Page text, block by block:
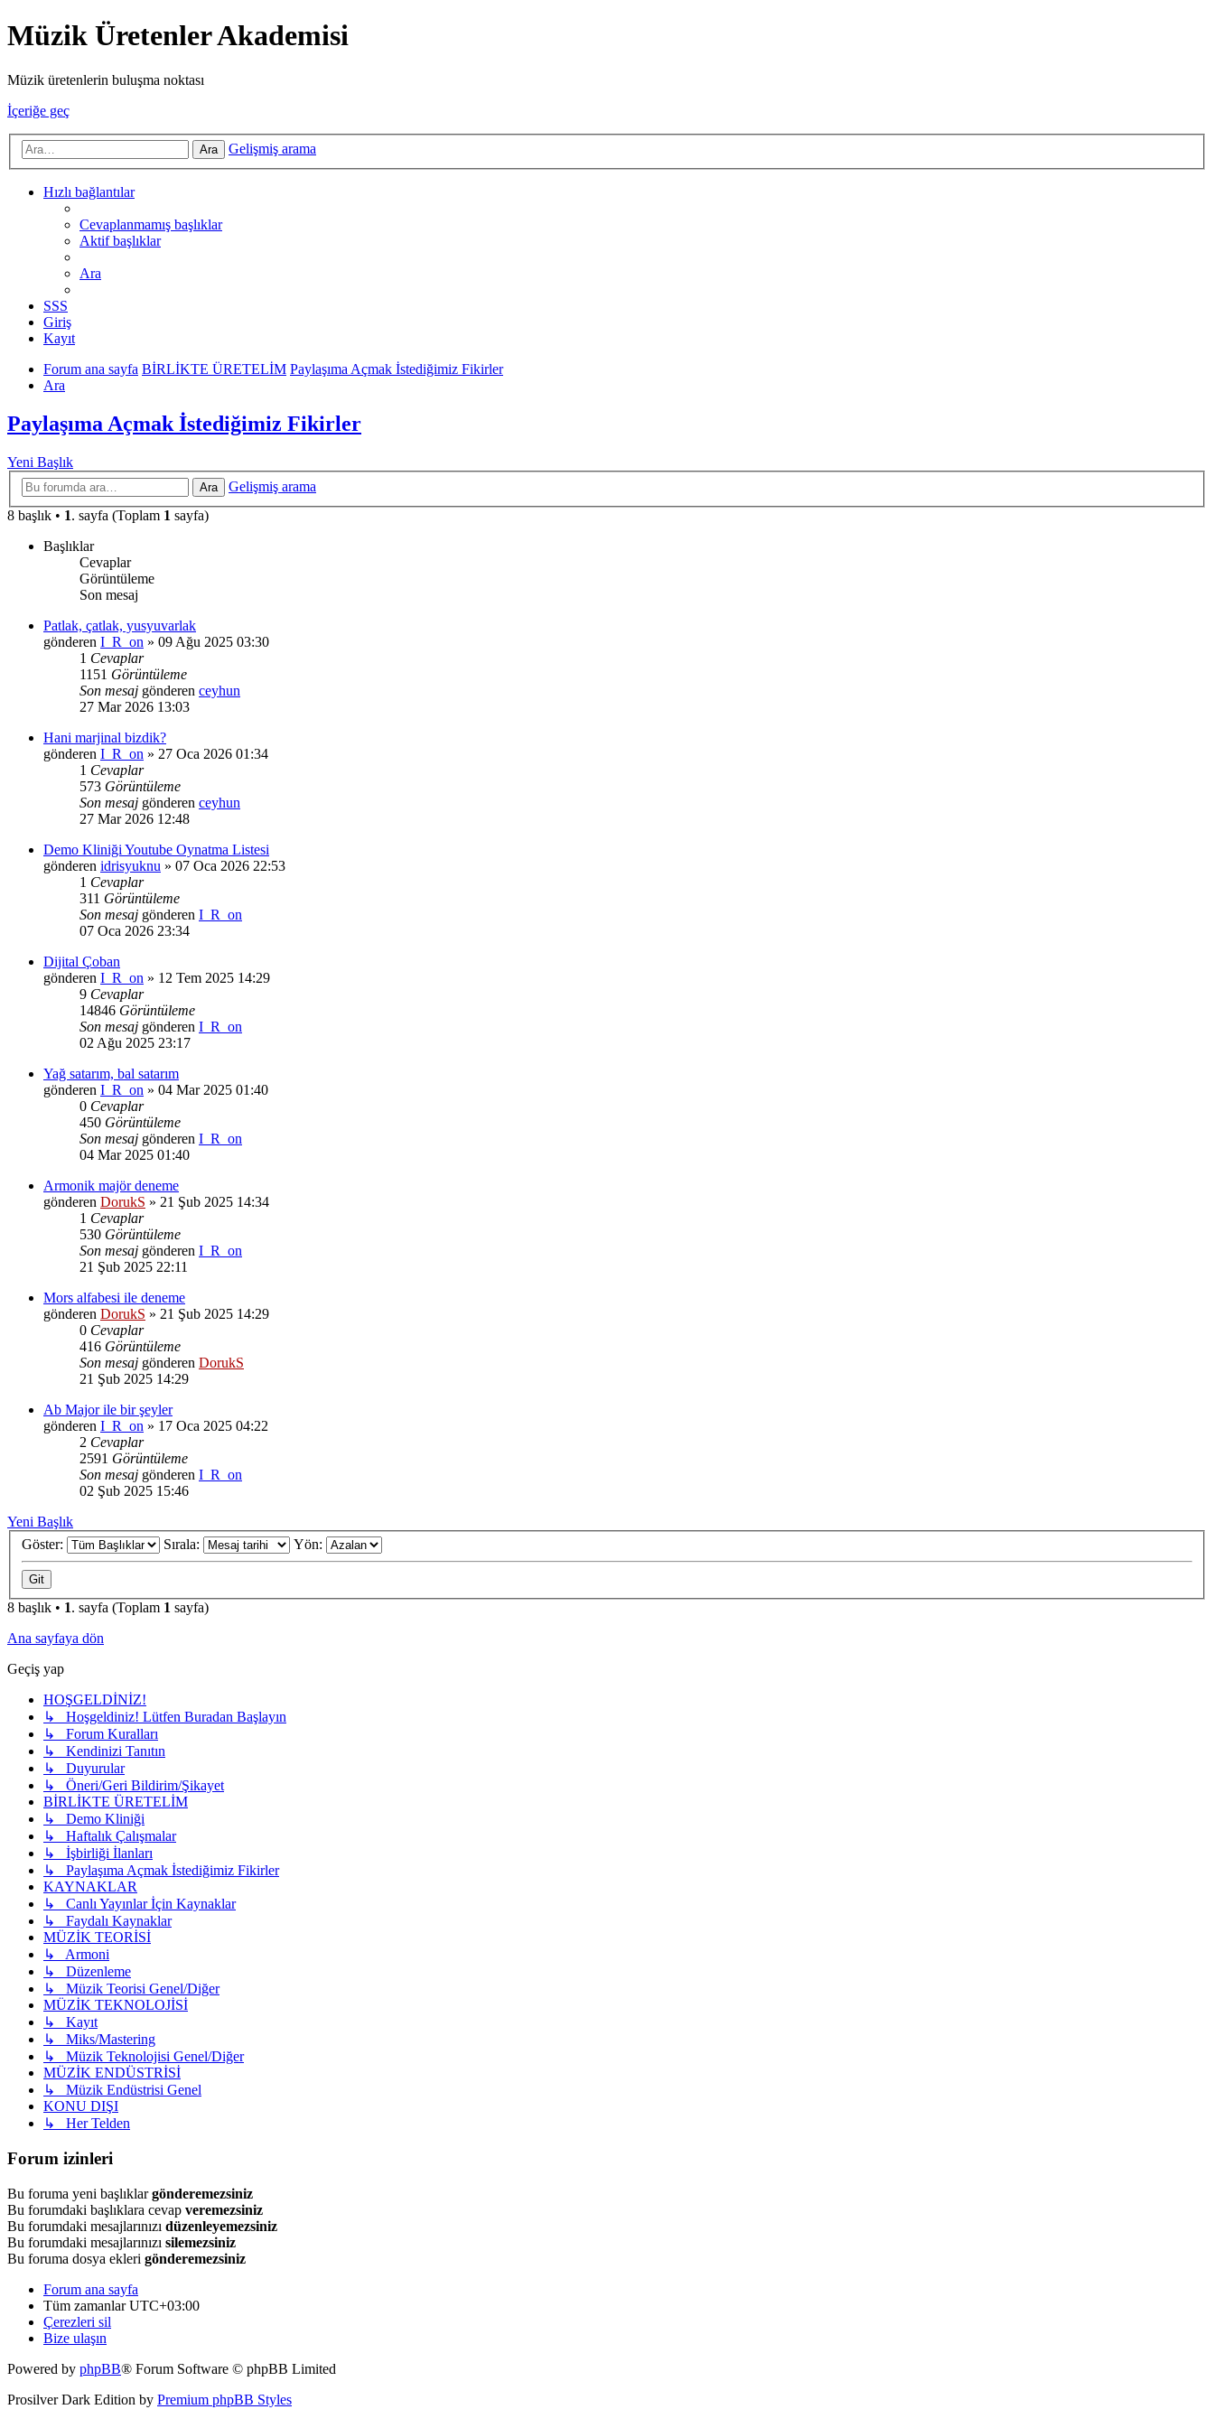
Müzik Üretenler Akademisi
Müzik üretenlerin buluşma noktası
İçeriğe geç
Ara Gelişmiş arama
Hızlı bağlantılar
Cevaplanmamış başlıklar
Aktif başlıklar
Ara
SSS
Giriş
Kayıt
Forum ana sayfa BİRLİKTE ÜRETELİM Paylaşıma Açmak İstediğimiz Fikirler
Ara
Paylaşıma Açmak İstediğimiz Fikirler
Yeni Başlık
Ara
Gelişmiş arama
8 başlık • 1. sayfa (Toplam 1 sayfa)
Başlıklar
Cevaplar
Görüntüleme
Son mesaj
Patlak, çatlak, yusyuvarlak
gönderen I_R_on » 09 Ağu 2025 03:30
1 Cevaplar
1151 Görüntüleme
Son mesaj gönderen ceyhun
27 Mar 2026 13:03
Hani marjinal bizdik?
gönderen I_R_on » 27 Oca 2026 01:34
1 Cevaplar
573 Görüntüleme
Son mesaj gönderen ceyhun
27 Mar 2026 12:48
Demo Kliniği Youtube Oynatma Listesi
gönderen idrisyuknu » 07 Oca 2026 22:53
1 Cevaplar
311 Görüntüleme
Son mesaj gönderen I_R_on
07 Oca 2026 23:34
Dijital Çoban
gönderen I_R_on » 12 Tem 2025 14:29
9 Cevaplar
14846 Görüntüleme
Son mesaj gönderen I_R_on
02 Ağu 2025 23:17
Yağ satarım, bal satarım
gönderen I_R_on » 04 Mar 2025 01:40
0 Cevaplar
450 Görüntüleme
Son mesaj gönderen I_R_on
04 Mar 2025 01:40
Armonik majör deneme
gönderen DorukS » 21 Şub 2025 14:34
1 Cevaplar
530 Görüntüleme
Son mesaj gönderen I_R_on
21 Şub 2025 22:11
Mors alfabesi ile deneme
gönderen DorukS » 21 Şub 2025 14:29
0 Cevaplar
416 Görüntüleme
Son mesaj gönderen DorukS
21 Şub 2025 14:29
Ab Major ile bir şeyler
gönderen I_R_on » 17 Oca 2025 04:22
2 Cevaplar
2591 Görüntüleme
Son mesaj gönderen I_R_on
02 Şub 2025 15:46
Yeni Başlık
Göster:
Sırala: Yön:
8 başlık • 1. sayfa (Toplam 1 sayfa)
Ana sayfaya dön
Geçiş yap
HOŞGELDİNİZ!
↳ Hoşgeldiniz! Lütfen Buradan Başlayın
↳ Forum Kuralları
↳ Kendinizi Tanıtın
↳ Duyurular
↳ Öneri/Geri Bildirim/Şikayet
BİRLİKTE ÜRETELİM
↳ Demo Kliniği
↳ Haftalık Çalışmalar
↳ İşbirliği İlanları
↳ Paylaşıma Açmak İstediğimiz Fikirler
KAYNAKLAR
↳ Canlı Yayınlar İçin Kaynaklar
↳ Faydalı Kaynaklar
MÜZİK TEORİSİ
↳ Armoni
↳ Düzenleme
↳ Müzik Teorisi Genel/Diğer
MÜZİK TEKNOLOJİSİ
↳ Kayıt
↳ Miks/Mastering
↳ Müzik Teknolojisi Genel/Diğer
MÜZİK ENDÜSTRİSİ
↳ Müzik Endüstrisi Genel
KONU DIŞI
↳ Her Telden
Forum izinleri
Bu foruma yeni başlıklargönderemezsiniz
Bu forumdaki başlıklara cevap veremezsiniz
Bu forumdaki mesajlarınızı düzenleyemezsiniz
Bu forumdaki mesajlarınızı silemezsiniz
Bu foruma dosya ekleri gönderemezsiniz
Forum ana sayfa
Tüm zamanlarUTC+03:00
Çerezleri sil
Bize ulaşın
Powered by phpBB® Forum Software © phpBB Limited
Prosilver Dark Edition by Premium phpBB Styles